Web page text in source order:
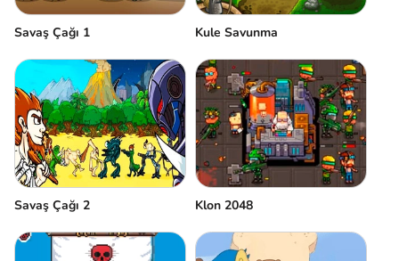
Savaş Çağı 1 Kule Savunma
Savaş Çağı 2 Klon 2048